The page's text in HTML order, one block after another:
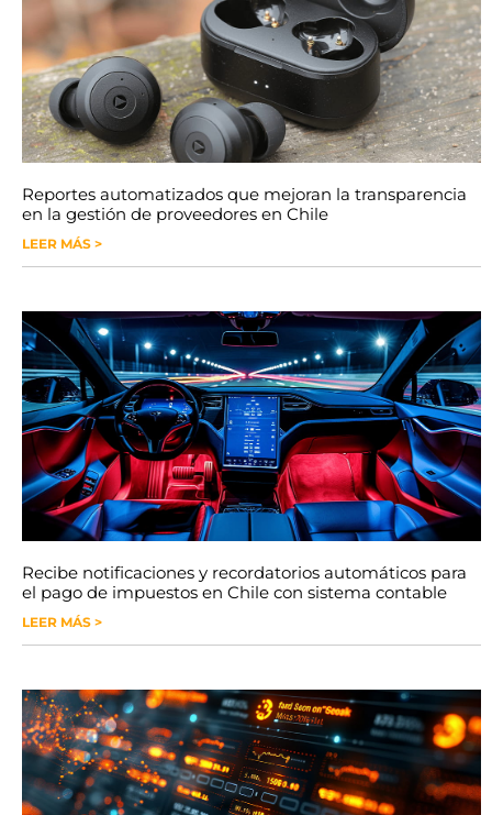
Reportes automatizados que mejoran la transparencia
en la gestión de proveedores en Chile
LEER MÁS >
Recibe notificaciones y recordatorios automáticos para
el pago de impuestos en Chile con sistema contable
LEER MÁS >